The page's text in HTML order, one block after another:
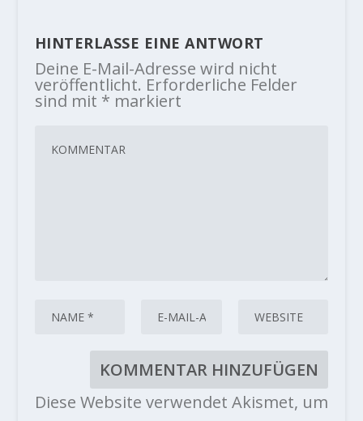
HINTERLASSE EINE ANTWORT
Deine E-Mail-Adresse wird nicht
veröffentlicht. Erforderliche Felder
sind mit * markiert
Diese Website verwendet Akismet, um